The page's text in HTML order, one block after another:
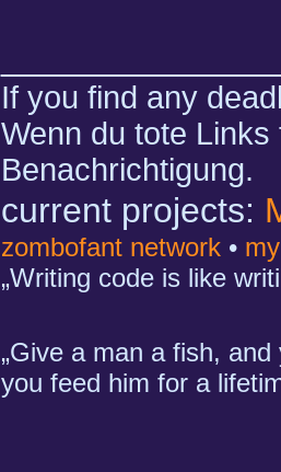
If you find any
Wenn du tote
Benachrichtigung.
current projects:
zombofant network •
„Writing code is like
„Give a man a fish,
you feed him for a